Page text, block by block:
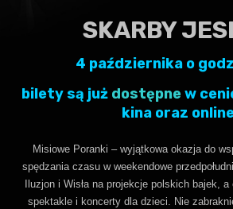
SKARBY
4 października o
bilety są już dostępne w
kina oraz
Misiowe Poranki – wyjątkowa okazja do
spędzania czasu w weekendowe
Iluzjon i Wisła na projekcje polskich bajek,
spektakle i koncerty dla dzieci. Nie